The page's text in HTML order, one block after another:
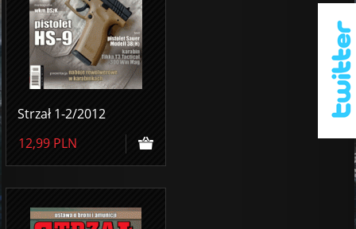
Strzał 1-2/2012
12,99 PLN